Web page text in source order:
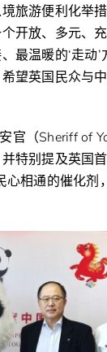
旅游便利化举
开放、多元、
最温暖的‘走动
望英国民众与
官（Sheriff of
特别提及英国
相通的催化剂